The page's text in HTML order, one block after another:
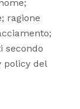
ragione
secondo
policy del